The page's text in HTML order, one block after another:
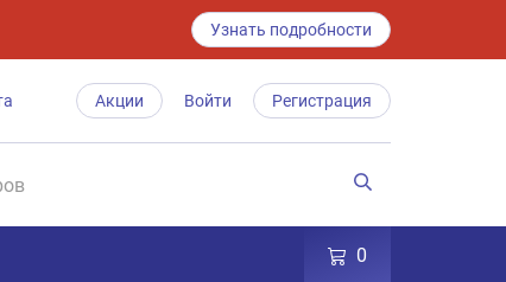
Узнать подробности
Акции Войти Регистрация
0